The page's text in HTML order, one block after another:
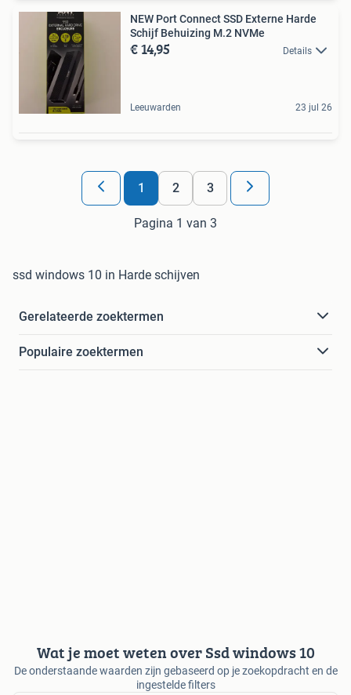
NEW Port Connect SSD Externe Harde
Schijf Behuizing M.2 NVMe
€ 14,95 Details
Leeuwarden 23 jul 26
1 2 3
Pagina 1 van 3
ssd windows 10 in Harde schijven
Gerelateerde zoektermen
Populaire zoektermen
Wat je moet weten over Ssd windows 10
De onderstaande waarden zijn gebaseerd op je zoekopdracht en de
ingestelde filters